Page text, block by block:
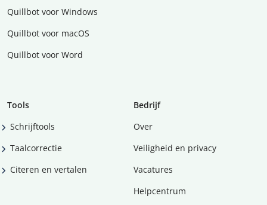
Quillbot voor Windows
Quillbot voor macOS
Quillbot voor Word
Tools
Schrijftools
Taalcorrectie
Citeren en vertalen
Bedrijf
Over
Veiligheid en privacy
Vacatures
Helpcentrum